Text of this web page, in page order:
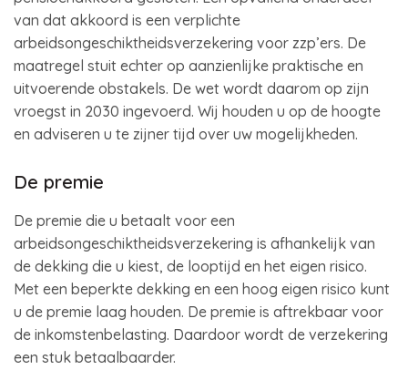
van dat akkoord is een verplichte
arbeidsongeschiktheidsverzekering voor zzp’ers. De
maatregel stuit echter op aanzienlijke praktische en
uitvoerende obstakels. De wet wordt daarom op zijn
vroegst in 2030 ingevoerd. Wij houden u op de hoogte
en adviseren u te zijner tijd over uw mogelijkheden.
De premie
De premie die u betaalt voor een
arbeidsongeschiktheidsverzekering is afhankelijk van
de dekking die u kiest, de looptijd en het eigen risico.
Met een beperkte dekking en een hoog eigen risico kunt
u de premie laag houden. De premie is aftrekbaar voor
de inkomstenbelasting. Daardoor wordt de verzekering
een stuk betaalbaarder.